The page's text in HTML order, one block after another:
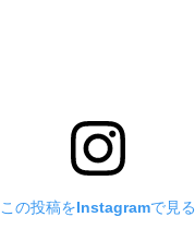
この投稿をInstagramで見る